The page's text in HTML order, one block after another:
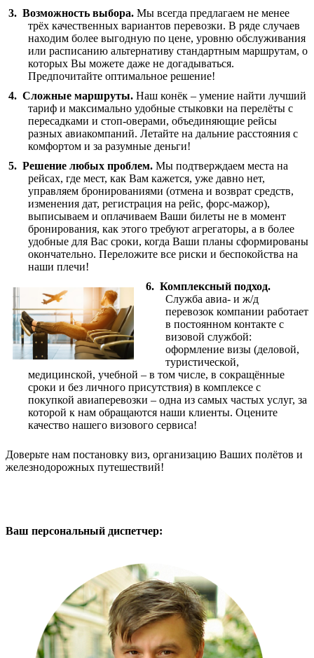
Возможность выбора. Мы всегда предлагаем не менее
трёх качественных вариантов перевозки. В ряде случаев
находим более выгодную по цене, уровню обслуживания
или расписанию альтернативу стандартным маршрутам, о
которых Вы можете даже не догадываться.
Предпочитайте оптимальное решение!
Сложные маршруты. Наш конёк – умение найти лучший
тариф и максимально удобные стыковки на перелёты с
пересадками и стоп-оверами, объединяющие рейсы
разных авиакомпаний. Летайте на дальние расстояния с
комфортом и за разумные деньги!
Решение любых проблем. Мы подтверждаем места на
рейсах, где мест, как Вам кажется, уже давно нет,
управляем бронированиями (отмена и возврат средств,
изменения дат, регистрация на рейс, форс-мажор),
выписываем и оплачиваем Ваши билеты не в момент
бронирования, как этого требуют агрегаторы, а в более
удобные для Вас сроки, когда Ваши планы сформированы
окончательно. Переложите все риски и беспокойства на
наши плечи!
Комплексный подход.
Служба авиа- и ж/д
перевозок компании работает
в постоянном контакте с
визовой службой:
оформление визы (деловой,
туристической,
медицинской, учебной – в том числе, в сокращённые
сроки и без личного присутствия) в комплексе с
покупкой авиаперевозки – одна из самых частых услуг, за
которой к нам обращаются наши клиенты. Оцените
качество нашего визового сервиса!
Доверьте нам постановку виз, организацию Ваших полётов и
железнодорожных путешествий!
Ваш персональный диспетчер: